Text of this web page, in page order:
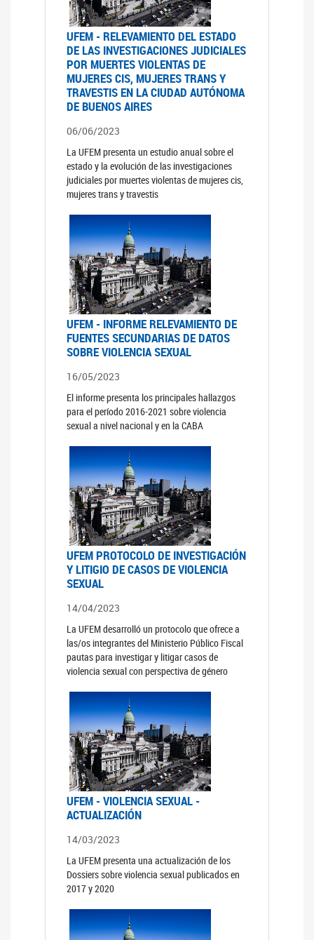
UFEM - RELEVAMIENTO DEL ESTADO
DE LAS INVESTIGACIONES JUDICIALES
POR MUERTES VIOLENTAS DE
MUJERES CIS, MUJERES TRANS Y
TRAVESTIS EN LA CIUDAD AUTÓNOMA
DE BUENOS AIRES
06/06/2023
La UFEM presenta un estudio anual sobre el
estado y la evolución de las investigaciones
judiciales por muertes violentas de mujeres cis,
mujeres trans y travestis
UFEM - INFORME RELEVAMIENTO DE
FUENTES SECUNDARIAS DE DATOS
SOBRE VIOLENCIA SEXUAL
16/05/2023
El informe presenta los principales hallazgos
para el período 2016-2021 sobre violencia
sexual a nivel nacional y en la CABA
UFEM PROTOCOLO DE INVESTIGACIÓN
Y LITIGIO DE CASOS DE VIOLENCIA
SEXUAL
14/04/2023
La UFEM desarrolló un protocolo que ofrece a
las/os integrantes del Ministerio Público Fiscal
pautas para investigar y litigar casos de
violencia sexual con perspectiva de género
UFEM - VIOLENCIA SEXUAL -
ACTUALIZACIÓN
14/03/2023
La UFEM presenta una actualización de los
Dossiers sobre violencia sexual publicados en
2017 y 2020